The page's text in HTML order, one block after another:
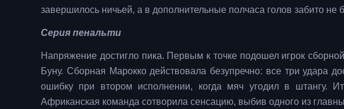
завершилось ничьей, а в дополнительные полчаса голов забито не
Серия пенальти
Напряжение достигло пика. Первым к точке подошел игрок
Буну. Сборная Марокко действовала безупречно: все три удара
ошибку при втором исполнении, когда мяч угодил в штангу.
Африканская команда сотворила сенсацию, выбив одного из